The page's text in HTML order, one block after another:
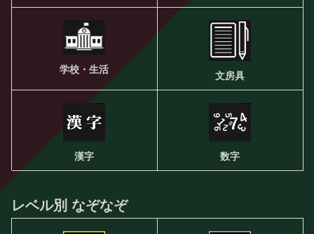
学校・生活
文房具
漢字 数字
レベル別 なぞなぞ